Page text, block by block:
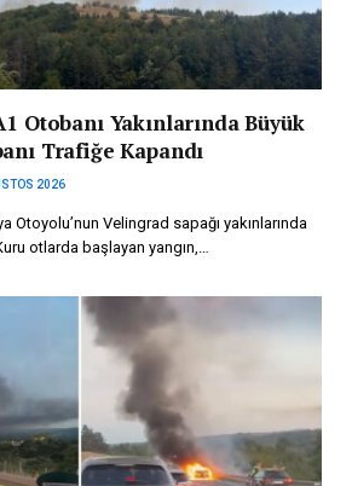
Otobanı Yakınlarında Büyük
Trafiğe Kapandı
2026
Otoyolu’nun Velingrad sapağı yakınlarında
otlarda başlayan yangın,…